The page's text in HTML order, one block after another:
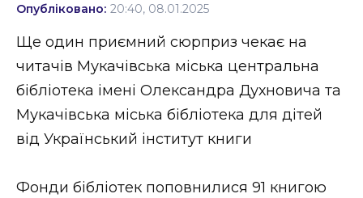
Соціум
Стиль життя
Втрачений Ужгород
Опубліковано: 20:40, 08.01.2025
Ще один приємний сюрприз чекає на
читачів Мукачівська міська центральна
бібліотека імені Олександра Духновича та
Мукачівська міська бібліотека для дітей
від Український інститут книги
Фонди бібліотек поповнилися 91 книгою